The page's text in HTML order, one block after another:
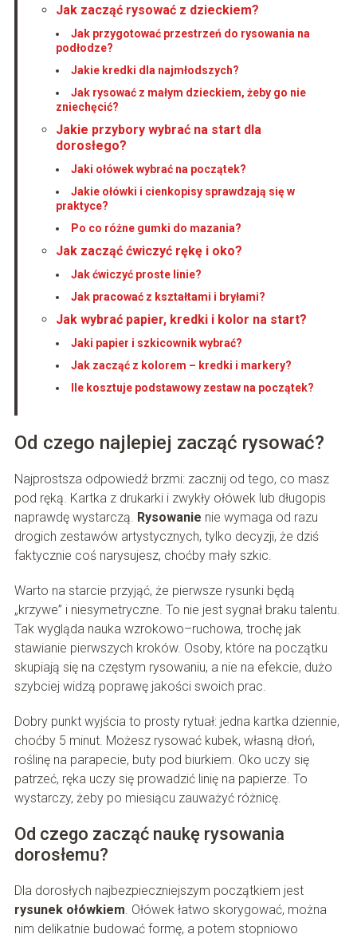
Jak zacząć rysować z dzieckiem?
Jak przygotować przestrzeń do rysowania na
podłodze?
Jakie kredki dla najmłodszych?
Jak rysować z małym dzieckiem, żeby go nie
zniechęcić?
Jakie przybory wybrać na start dla
dorosłego?
Jaki ołówek wybrać na początek?
Jakie ołówki i cienkopisy sprawdzają się w
praktyce?
Po co różne gumki do mazania?
Jak zacząć ćwiczyć rękę i oko?
Jak ćwiczyć proste linie?
Jak pracować z kształtami i bryłami?
Jak wybrać papier, kredki i kolor na start?
Jaki papier i szkicownik wybrać?
Jak zacząć z kolorem – kredki i markery?
Ile kosztuje podstawowy zestaw na początek?
Od czego najlepiej zacząć rysować?
Najprostsza odpowiedź brzmi: zacznij od tego, co masz
pod ręką. Kartka z drukarki i zwykły ołówek lub długopis
naprawdę wystarczą. Rysowanie nie wymaga od razu
drogich zestawów artystycznych, tylko decyzji, że dziś
faktycznie coś narysujesz, choćby mały szkic.
Warto na starcie przyjąć, że pierwsze rysunki będą
„krzywe” i niesymetryczne. To nie jest sygnał braku talentu.
Tak wygląda nauka wzrokowo–ruchowa, trochę jak
stawianie pierwszych kroków. Osoby, które na początku
skupiają się na częstym rysowaniu, a nie na efekcie, dużo
szybciej widzą poprawę jakości swoich prac.
Dobry punkt wyjścia to prosty rytuał: jedna kartka dziennie,
choćby 5 minut. Możesz rysować kubek, własną dłoń,
roślinę na parapecie, buty pod biurkiem. Oko uczy się
patrzeć, ręka uczy się prowadzić linię na papierze. To
wystarczy, żeby po miesiącu zauważyć różnicę.
Od czego zacząć naukę rysowania
dorosłemu?
Dla dorosłych najbezpieczniejszym początkiem jest
rysunek ołówkiem. Ołówek łatwo skorygować, można
nim delikatnie budować formę, a potem stopniowo